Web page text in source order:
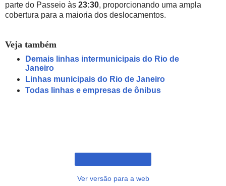
parte do Passeio às 23:30, proporcionando uma ampla
cobertura para a maioria dos deslocamentos.
Veja também
Demais linhas intermunicipais do Rio de
Janeiro
Linhas municipais do Rio de Janeiro
Todas linhas e empresas de ônibus
Ver versão para a web